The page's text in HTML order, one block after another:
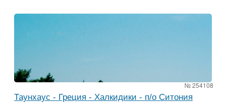
№ 254108
Таунхаус - Греция - Халкидики - п/о Ситония